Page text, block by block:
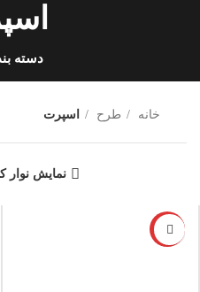
دسته
خانه طرح اسپرت
نمایش نوار
-12%